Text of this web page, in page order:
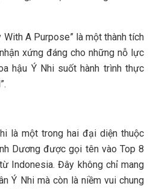
With A Purpose” là một thành tích
xứng đáng cho những nỗ lực
hậu Ý Nhi suốt hành trình thực
là một trong hai đại diện thuộc
Dương được gọi tên vào Top 8
Indonesia. Đây không chỉ mang
Ý Nhi mà còn là niềm vui chung